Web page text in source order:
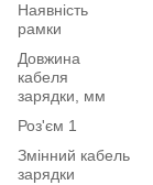
Наявність
рамки
Довжина
кабеля
зарядки, мм
Роз'єм 1
Змінний кабель
зарядки